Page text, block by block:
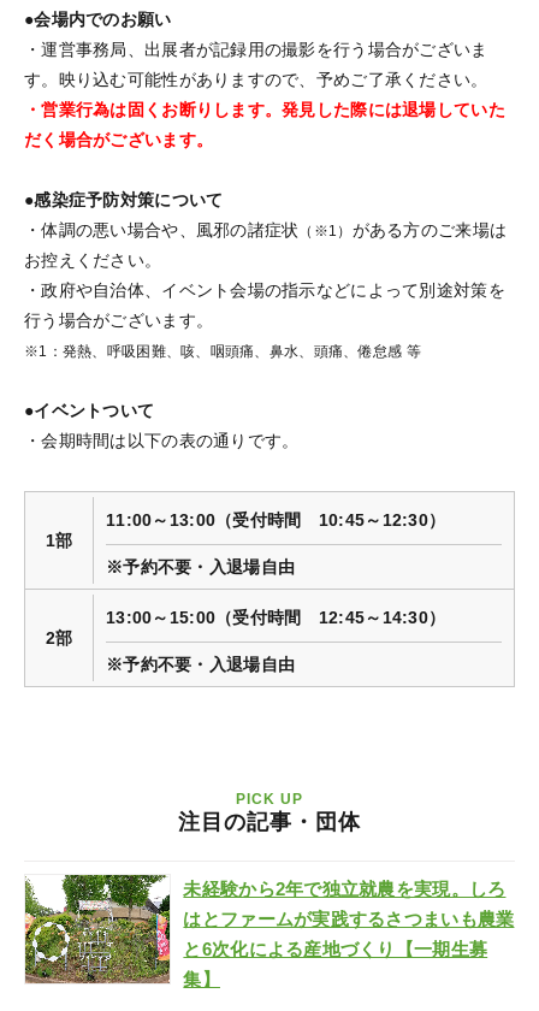
●会場内でのお願い
・運営事務局、出展者が記録用の撮影を行う場合がございま
す。映り込む可能性がありますので、予めご了承ください。
・営業行為は固くお断りします。発見した際には退場していた
だく場合がございます。
●感染症予防対策について
・体調の悪い場合や、風邪の諸症状
（※1） がある方のご来場は
お控えください。
・政府や自治体、イベント会場の指示などによって別途対策を
行う場合がございます。
※1：発熱、呼吸困難、咳、咽頭痛、鼻水、頭痛、倦怠感 等
●イベントついて
・会期時間は以下の表の通りです。
1部
11:00～13:00（受付時間 10:45～12:30）
※予約不要・入退場自由
2部
13:00～15:00（受付時間 12:45～14:30）
※予約不要・入退場自由
PICK UP
注目の記事・団体
未経験から2年で独立就農を実現。しろ
はとファームが実践するさつまいも農業
と6次化による産地づくり【一期生募
集】